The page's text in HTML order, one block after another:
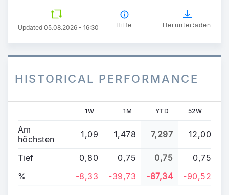
5
Updated 05.08.2026 - 16:30 Hilfe Herunterladen
HISTORICAL PERFORMANCE
1W 1M YTD 52W
Am
höchsten
1,09 1,478 7,297 12,00
Tief 0,80 0,75 0,75
0,75
%
-8,33 -39,73 -87,34 -90,52